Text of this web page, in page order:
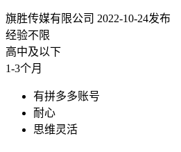
旗胜传媒有限公司 2022-10-24发布
经验不限
高中及以下
1-3个月
有拼多多账号
耐心
思维灵活